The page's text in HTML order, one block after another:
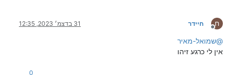
ח
מנותק
חיידר 31 בדצמ׳ 2023, 12:35
@שמואל-מאיר
אין לי כרגע זיהו
0